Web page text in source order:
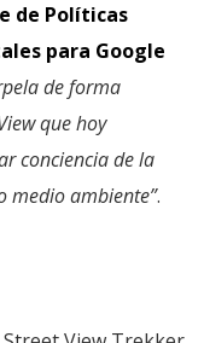
de Políticas
para Google
de forma
que hoy
conciencia de la
medio ambiente”.